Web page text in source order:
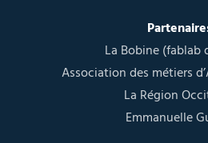
La Bobine (fablab
Association des métiers
La Région
Emmanuelle